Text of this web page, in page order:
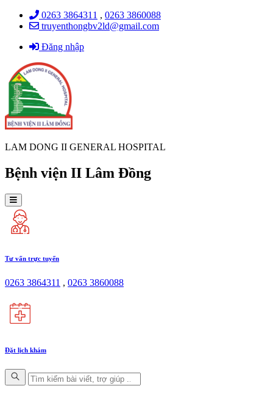
0263 3864311 , 0263 3860088
truyenthongbv2ld@gmail.com
Đăng nhập
LAM DONG II GENERAL HOSPITAL
Bệnh viện II Lâm Đồng
Tư vấn trực tuyến
0263 3864311 , 0263 3860088
Đặt lịch khám